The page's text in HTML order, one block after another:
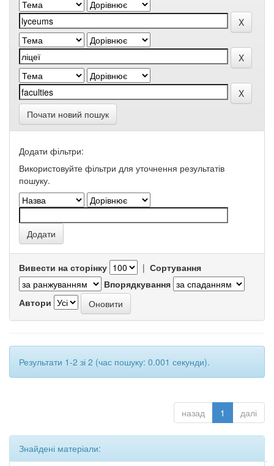
Почати новий пошук
Додати фільтри:
Використовуйте фільтри для уточнення результатів
пошуку.
Вивести на сторінку | Сортування
Впорядкування
Автори
Результати 1-2 зі 2 (час пошуку: 0.001 секунди).
назад 1 далі
Знайдені матеріали: